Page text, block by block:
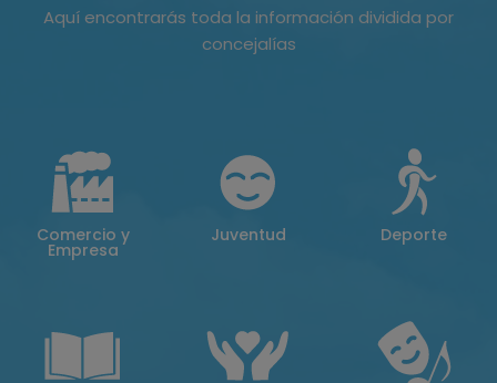
Aquí encontrarás toda la información dividida por
concejalías
Comercio y
Empresa
Juventud Deporte